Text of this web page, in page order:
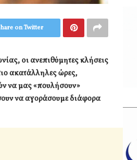
on Twitter
οι ανεπιθύμητες κλήσεις
ακατάλληλες ώρες,
να μας «πουλήσουν»
να αγοράσουμε διάφορα